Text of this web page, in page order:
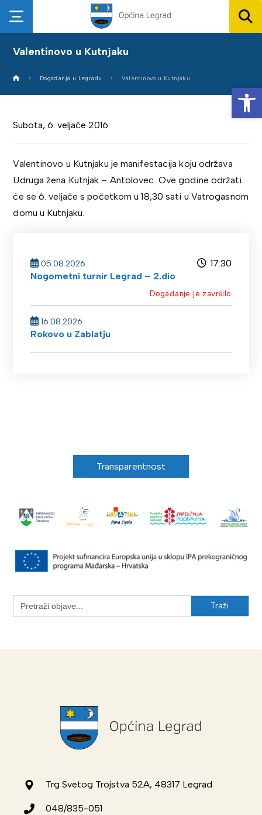
Valentinovo u Kutnjaku
Događanja u Legradu Valentinovo u Kutnjaku
Subota, 6. veljače 2016.
Valentinovo u Kutnjaku je manifestacija koju održava
Udruga žena Kutnjak – Antolovec. Ove godine održati
će se 6. veljače s početkom u 18,30 sati u Vatrogasnom
domu u Kutnjaku.
05.08.2026.
17:30
Nogometni turnir Legrad – 2.dio
Događanje je završilo
16.08.2026.
Rokovo u Zablatju
Transparentnost
Search
for:
Trg Svetog Trojstva 52A, 48317 Legrad
048/835-051